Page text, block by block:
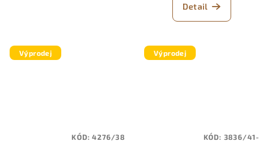
Detail
Výprodej
KÓD:4276/38
Výprodej
KÓD: 3836/41-